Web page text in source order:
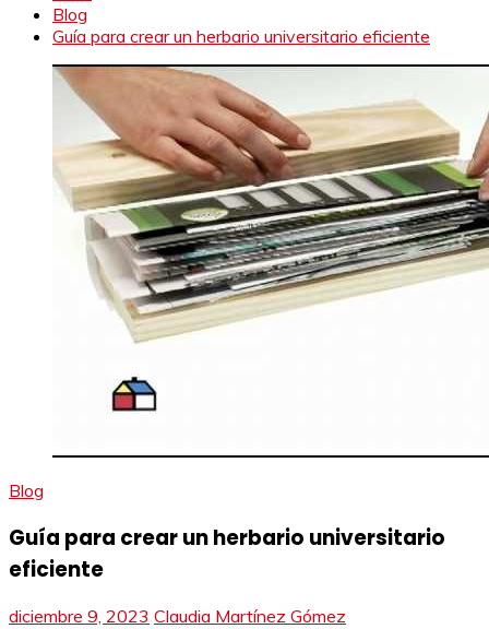
Blog
Guía para crear un herbario universitario eficiente
Blog
Guía para crear un herbario universitario
eficiente
diciembre 9, 2023 Claudia Martínez Gómez